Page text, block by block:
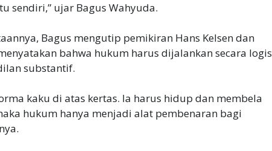
sendiri,” ujar Bagus Wahyuda.
Bagus mengutip pemikiran Hans Kelsen dan
bahwa hukum harus dijalankan secara logis
substantif.
kaku di atas kertas. Ia harus hidup dan membela
hukum hanya menjadi alat pembenaran bagi